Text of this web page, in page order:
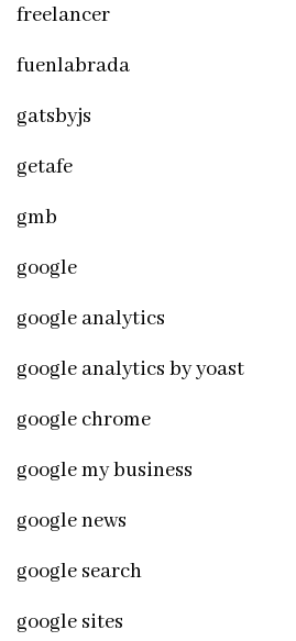
freelancer
fuenlabrada
gatsbyjs
getafe
gmb
google
google analytics
google analytics by yoast
google chrome
google my business
google news
google search
google sites